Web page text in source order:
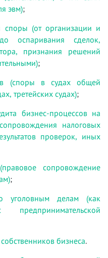
эвм);
(от организации и
оспаривания сделок,
признания решений
;
(споры в судах общей
третейских судах);
бизнес-процессов на
налоговых
проверок, иных
сопровождение
;
уголовным делам (как
бизнеса.